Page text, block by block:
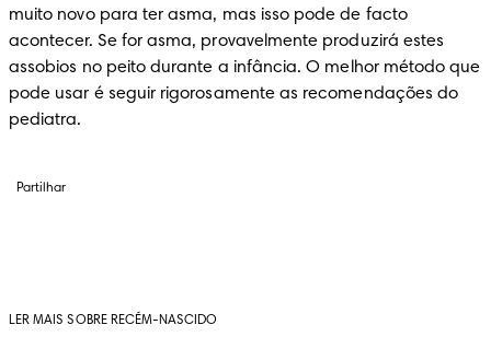
muito novo para ter asma, mas isso pode de facto
acontecer. Se for asma, provavelmente produzirá estes
assobios no peito durante a infância. O melhor método que
pode usar é seguir rigorosamente as recomendações do
pediatra.
Partilhar
LER MAIS SOBRE RECÉM-NASCIDO